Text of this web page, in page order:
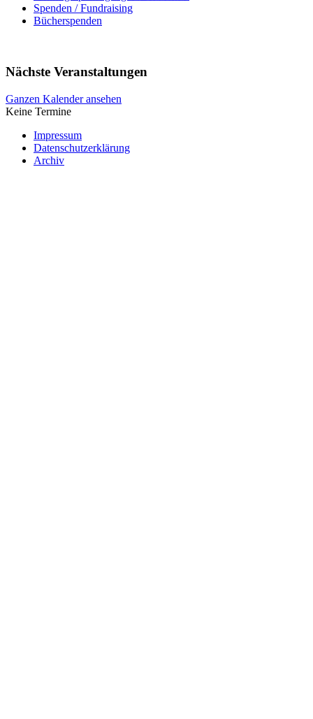
Spenden / Fundraising
Bücherspenden
Nächste Veranstaltungen
Ganzen Kalender ansehen
Keine Termine
Impressum
Datenschutzerklärung
Archiv